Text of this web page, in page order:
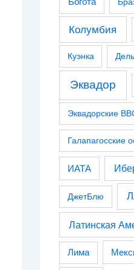
Колумбия
Куэнка
Эквадор
Эквадорские
Галапагосские
ИАТА
ДжетБлю
Латинская
Лима